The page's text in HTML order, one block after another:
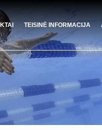
TEISINĖ INFORMACIJA